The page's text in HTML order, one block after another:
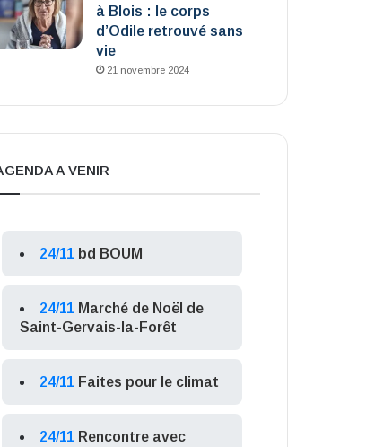
à Blois : le corps
d’Odile retrouvé sans
vie
21 novembre 2024
A VENIR
24/11 bd BOUM
24/11 Marché de Noël de
Saint-Gervais-la-Forêt
24/11 Faites pour le climat
24/11 Rencontre avec